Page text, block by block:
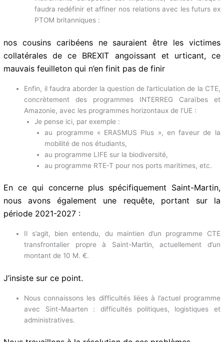
40 M. € sur la période 2014-2020, et qui a vocation à
être reconduit après 2020, et à bénéficier, aussi, à nos
Cette question de l’articulation avec les autres
faudra redéfinir et affiner nos relations avec les futurs
ex PTOM britanniques :
nos cousins caribéens ne sauraient être les victimes
collatérales de ce BREXIT angoissant et urticant, ce
mauvais feuilleton qui n’en finit pas de finir
Enfin, il faudra aborder la question de l’articulation de la
CTE, concrètement des programmes INTERREG Caraïbes
et Amazonie, avec les programmes horizontaux de l’UE :
au programme « ERASMUS Plus », en faveur de la
mobilité de nos étudiants,
au programme LIFE sur la biodiversité,
au programme RTE-T pour nos ports maritimes, etc.
En ce qui concerne plus spécifiquement Saint-Martin,
nous avons également une requête, portant sur la
Il s’agit, bien entendu, du maintien d’un programme CTE
transfrontalier propre à Saint-Martin, actuellement d’un
montant de 10 M. €.